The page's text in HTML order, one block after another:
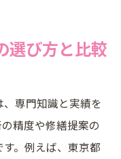
選び方と比較
専門知識と実績を
精度や修繕提案の
。例えば、東京都